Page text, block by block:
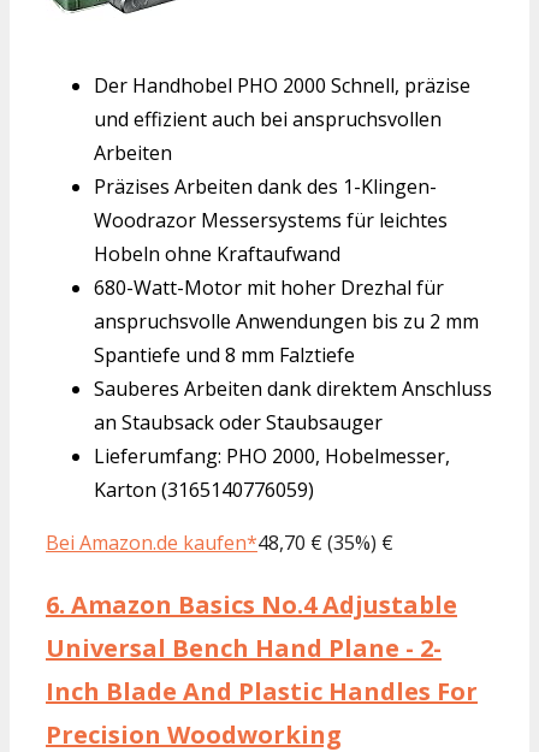
Der Handhobel PHO 2000 Schnell, präzise
und effizient auch bei anspruchsvollen
Arbeiten
Präzises Arbeiten dank des 1-Klingen-
Woodrazor Messersystems für leichtes
Hobeln ohne Kraftaufwand
680-Watt-Motor mit hoher Drezhal für
anspruchsvolle Anwendungen bis zu 2 mm
Spantiefe und 8 mm Falztiefe
Sauberes Arbeiten dank direktem Anschluss
an Staubsack oder Staubsauger
Lieferumfang: PHO 2000, Hobelmesser,
Karton (3165140776059)
Bei Amazon.de kaufen*48,70 € (35%) €
6. Amazon Basics No.4 Adjustable
Universal Bench Hand Plane - 2-
Inch Blade And Plastic Handles For
Precision Woodworking